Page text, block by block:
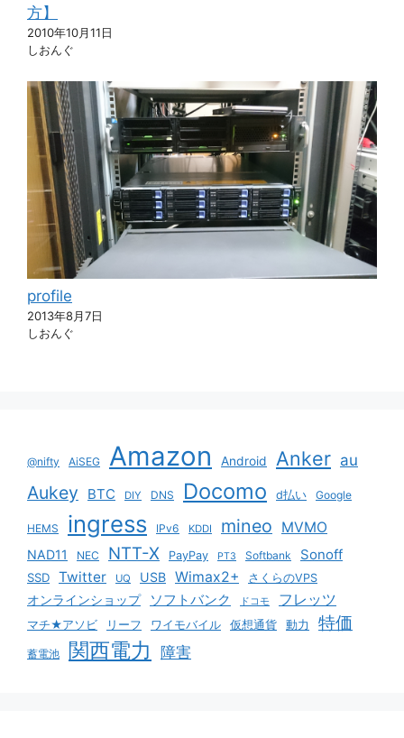
方】
2010年10月11日
しおんぐ
profile
2013年8月7日
しおんぐ
@nifty AiSEG Amazon Android Anker au
Aukey BTC DIY DNS Docomo d払い Google
HEMS ingress IPv6 KDDI mineo MVMO
NAD11 NEC NTT-X PayPay PT3 Softbank Sonoff
SSD Twitter UQ USB Wimax2+ さくらのVPS
オンラインショップ ソフトバンク ドコモ フレッツ
マチ★アソビ リーフ ワイモバイル 仮想通貨 動力 特価
蓄電池 関西電力 障害